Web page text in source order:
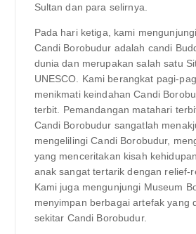
Sultan dan para selirnya.
Pada hari ketiga, kami
Candi Borobudur adalah candi
dunia dan merupakan salah satu
UNESCO. Kami berangkat pagi-
menikmati keindahan Candi
terbit. Pemandangan matahari
Candi Borobudur sangatlah
mengelilingi Candi Borobudur,
yang menceritakan kisah
anak sangat tertarik dengan relief-
Kami juga mengunjungi Museum
menyimpan berbagai artefak yang
sekitar Candi Borobudur.